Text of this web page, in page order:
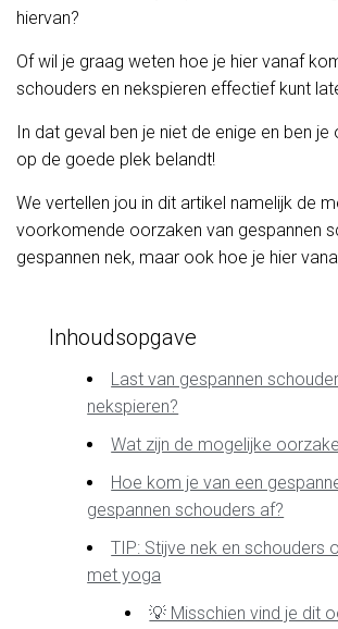
hiervan?
Of wil je graag weten hoe je hier vanaf
schouders en nekspieren effectief kunt
In dat geval ben je niet de enige en ben
op de goede plek belandt!
We vertellen jou in dit artikel namelijk de
voorkomende oorzaken van gespannen
gespannen nek, maar ook hoe je hier
Inhoudsopgave
Last van gespannen
nekspieren?
Wat zijn de mogelijke
Hoe kom je van een
gespannen schouders af?
TIP: Stijve nek en schouders
met yoga
💡 Misschien vind je dit